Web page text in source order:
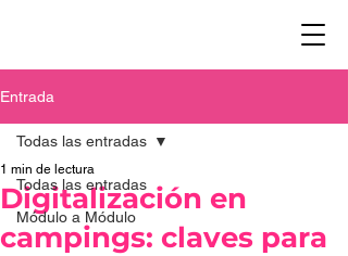
Entrada
Todas las entradas
Módulo a Módulo
Todas las entradas
Digitalización en
campings: claves para
1 min de lectura